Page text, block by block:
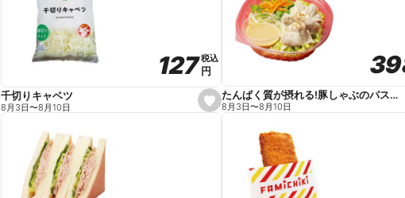
e
s
e
127
127税込
税込
円
円
千切りキャベツ
8月3日〜8月10日
たんぱく質が摂れる!豚しゃぶのパスタサラダ
8月3日〜8月10日